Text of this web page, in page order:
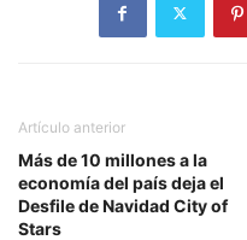
Artículo anterior
Más de 10 millones a la
economía del país deja el
Desfile de Navidad City of
Stars